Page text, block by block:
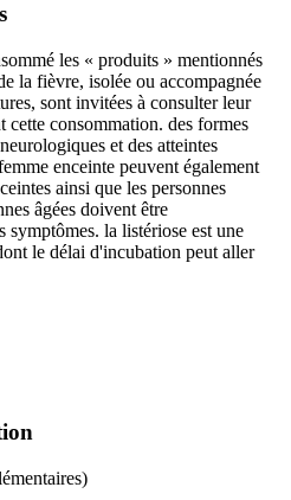
les « produits » mentionnés
la fièvre, isolée ou accompagnée
sont invitées à consulter leur
consommation. des formes
et des atteintes
enceinte peuvent également
ainsi que les personnes
âgées doivent être
symptômes. la listériose est une
le délai d'incubation peut aller